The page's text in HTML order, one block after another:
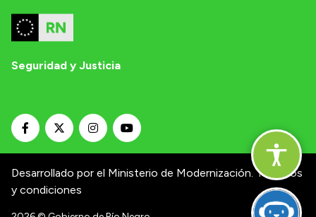
Seguridad y Justicia
Desarrollado por el Ministerio de Modernización. Términos
y condiciones